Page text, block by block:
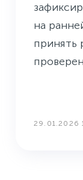
на
принять
29.01.2026